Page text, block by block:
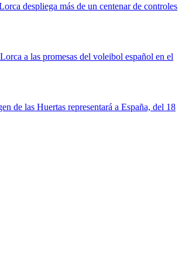
despliega más de un centenar de controles
a las promesas del voleibol español en el
de las Huertas representará a España, del 18